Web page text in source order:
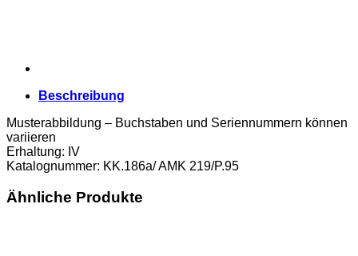
219/P.95)
IV
Beschreibung
Musterabbildung – Buchstaben und Seriennummern können
variieren
Erhaltung: IV
Katalognummer: KK.186a/ AMK 219/P.95
Ähnliche Produkte